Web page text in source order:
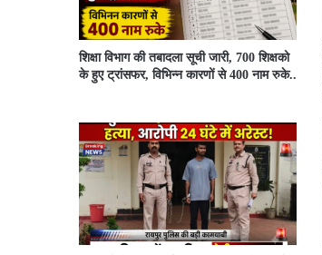
शिक्षा विभाग की तबादला सूची जारी, 700 शिक्षको
के हुए ट्रांसफर, विभिन्न कारणों से 400 नाम रुके..